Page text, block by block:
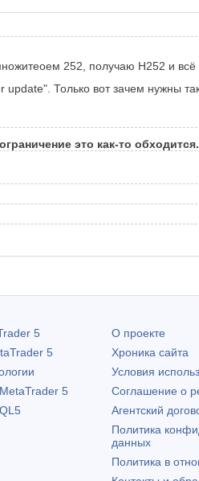
252, получаю Н252 и всё
Только вот зачем нужны
это как-то
5
5
MetaTrader 5
О проекте
Хроника сайта
Условия
Соглашение о
Агентский
Политика
данных
Политика в